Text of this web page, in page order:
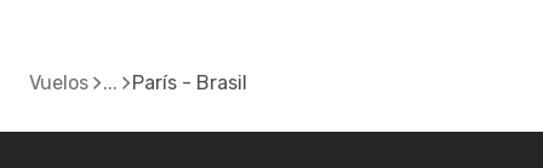
Vuelos París - Brasil